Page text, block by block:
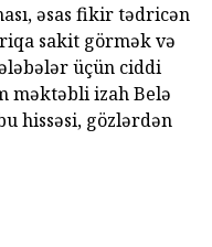
əsas fikir tədricən
sakit görmək və
üçün ciddi
məktəbli izah Belə
hissəsi, gözlərdən